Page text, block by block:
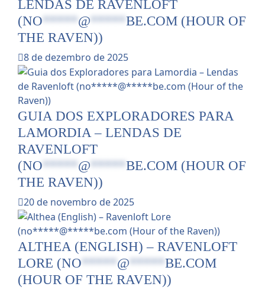
LENDAS DE RAVENLOFT
(NO*****@*****BE.COM (HOUR OF
THE RAVEN))
8 de dezembro de 2025
GUIA DOS EXPLORADORES PARA
LAMORDIA – LENDAS DE
RAVENLOFT
(NO*****@*****BE.COM (HOUR OF
THE RAVEN))
20 de novembro de 2025
ALTHEA (ENGLISH) – RAVENLOFT
LORE (NO*****@*****BE.COM
(HOUR OF THE RAVEN))